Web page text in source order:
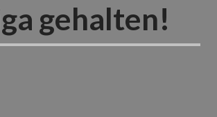
gehalten!